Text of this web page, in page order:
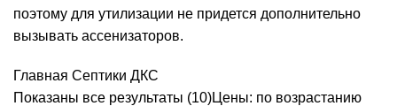
поэтому для утилизации не придется дополнительно
вызывать ассенизаторов.
Главная Септики ДКС
Показаны все результаты (10)Цены: по возрастанию